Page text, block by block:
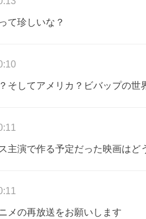
て珍しいな？
そしてアメリカ？ビバップの
主演で作る予定だった映画はど
メの再放送をお願いします